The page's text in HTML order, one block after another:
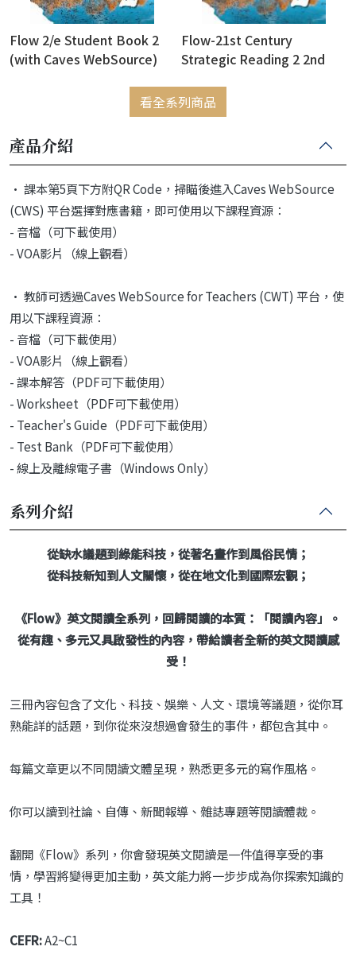
Flow 2/e Student Book 2
(with Caves WebSource)
Flow-21st Century
Strategic Reading 2 2nd
WebSource) (新版已上市，
此版售完為止)
看全系列商品
產品介紹
• 課本第5頁下方附QR Code，掃瞄後進入Caves WebSource
(CWS) 平台選擇對應書籍，即可使用以下課程資源：
- 音檔（可下載使用）
- VOA影片（線上觀看）
• 教師可透過Caves WebSource for Teachers (CWT) 平台，使
用以下課程資源：
- 音檔（可下載使用）
- VOA影片（線上觀看）
- 課本解答（PDF可下載使用）
- Worksheet（PDF可下載使用）
- Teacher's Guide（PDF可下載使用）
- Test Bank（PDF可下載使用）
- 線上及離線電子書（Windows Only）
系列介紹
從缺水議題到綠能科技，從著名畫作到風俗民情；
從科技新知到人文關懷，從在地文化到國際宏觀；
《Flow》英文閱讀全系列，回歸閱讀的本質：「閱讀內容」。
從有趣、多元又具啟發性的內容，帶給讀者全新的英文閱讀感
受！
三冊內容包含了文化、科技、娛樂、人文、環境等議題，從你耳
熟能詳的話題，到你從來沒想過會發生的事件，都包含其中。
每篇文章更以不同閱讀文體呈現，熟悉更多元的寫作風格。
你可以讀到社論、自傳、新聞報導、雜誌專題等閱讀體裁。
翻開《Flow》系列，你會發現英文閱讀是一件值得享受的事
情，學習將變得更加主動，英文能力將一步步成為你探索知識的
工具！
CEFR:A2~C1